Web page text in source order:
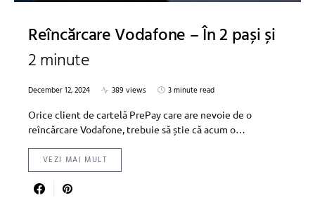
Reîncărcare Vodafone – În 2 pași și
2 minute
December 12, 2024 389 views
3 minute read
Orice client de cartelă PrePay care are nevoie de o
reîncărcare Vodafone, trebuie să știe că acum o…
VEZI MAI MULT